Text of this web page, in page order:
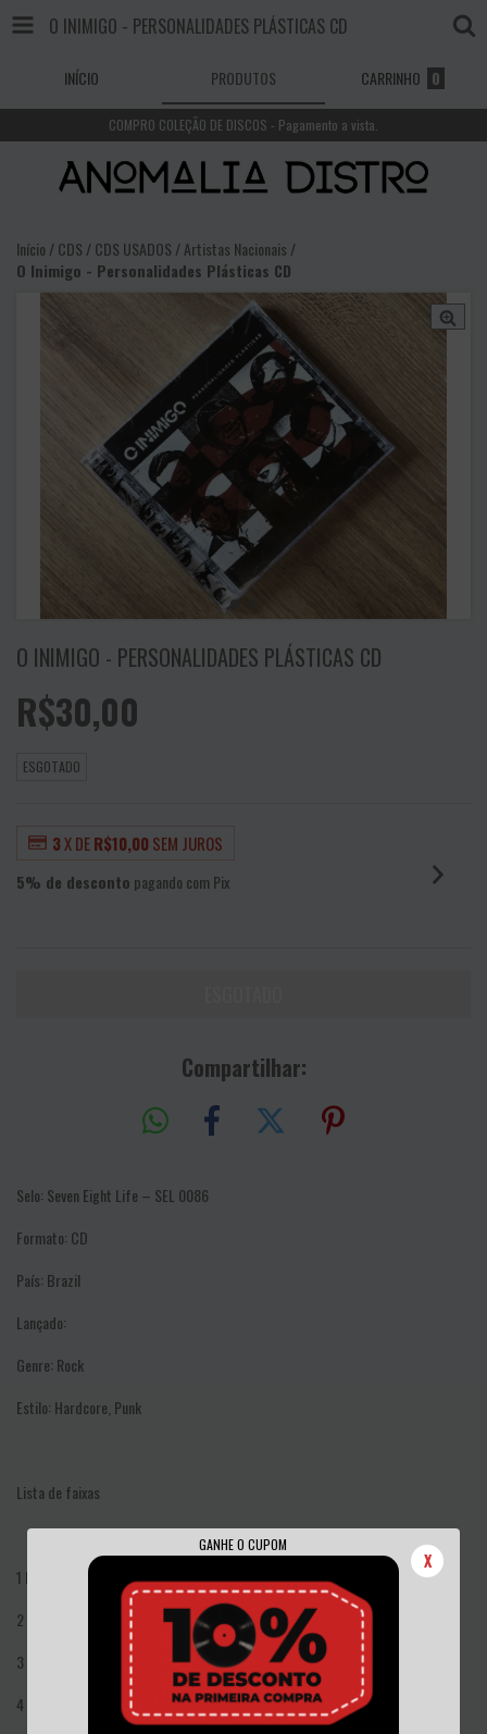
GANHE O CUPOM
X
O INIMIGO - PERSONALIDADES PLÁSTICAS CD
INÍCIO PRODUTOS CARRINHO 0
COMPRO COLEÇÃO DE DISCOS - Pagamento a vista.
Início /CDS /CDS USADOS /Artistas Nacionais /
O Inimigo - Personalidades Plásticas CD
O INIMIGO - PERSONALIDADES PLÁSTICAS CD
R$30,00
ESGOTADO
3X DER$10,00SEM JUROS
5% de desconto pagando com Pix
Compartilhar:
Selo: Seven Eight Life – SEL 0086
Formato: CD
País: Brazil
Lançado:
Genre: Rock
Estilo: Hardcore, Punk
Lista de faixas
1 Destino Fatalidade2:50
2
Velhas Verdades 2:26
3
Abandonado Pelos Anjos
2:06
4
Personalidades Plásticas
3:17